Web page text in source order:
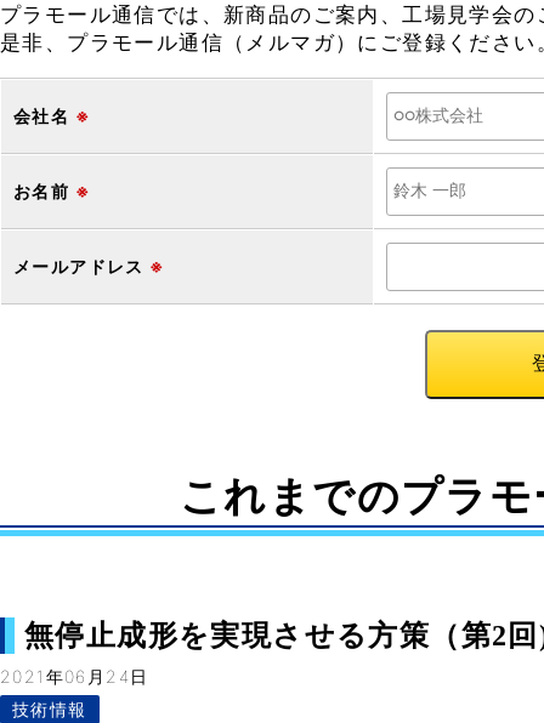
プラモール通信では、新商品のご案内、工場見学会
是非、プラモール通信（メルマガ）にご登録ください
会社名 ※
お名前 ※
メールアドレス ※
これまでのプラ
無停止成形を実現させる方策（第2
2021年06月24日
技術情報